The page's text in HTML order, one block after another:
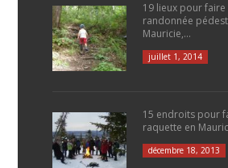
19 lieux pour faire
randonnée
Mauricie,...
juillet 1, 2014
15 endroits pour
raquette en
décembre 18, 2013